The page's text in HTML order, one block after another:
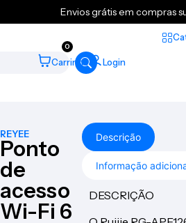
Envios grátis em compras
0
Carrinho Login
REYEE
Ponto
de
acesso
Wi-Fi 6
Descrição
Informação
DESCRIÇÃO